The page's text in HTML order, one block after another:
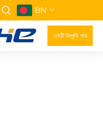
BN
একটি উদ্ধৃতি পান